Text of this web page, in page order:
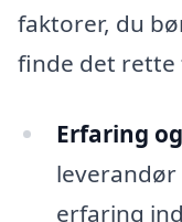
faktorer, du
finde det rette
Erfaring
erfaring